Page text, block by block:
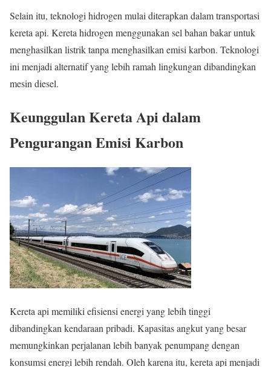
Selain itu, teknologi hidrogen mulai diterapkan dalam transportasi
kereta api. Kereta hidrogen menggunakan sel bahan bakar untuk
menghasilkan listrik tanpa menghasilkan emisi karbon. Teknologi
ini menjadi alternatif yang lebih ramah lingkungan dibandingkan
mesin diesel.
Keunggulan Kereta Api dalam
Pengurangan Emisi Karbon
Kereta api memiliki efisiensi energi yang lebih tinggi
dibandingkan kendaraan pribadi. Kapasitas angkut yang besar
memungkinkan perjalanan lebih banyak penumpang dengan
konsumsi energi lebih rendah. Oleh karena itu, kereta api menjadi